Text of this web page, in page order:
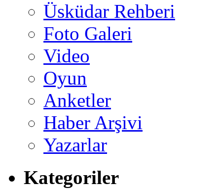
Üsküdar Rehberi
Foto Galeri
Video
Oyun
Anketler
Haber Arşivi
Yazarlar
Kategoriler